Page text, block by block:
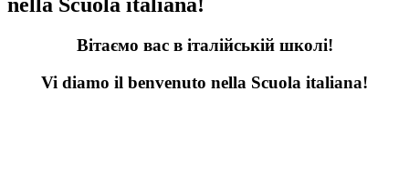
nella Scuola italiana!
Вітаємо вас в італійській школі!
Vi diamo il benvenuto nella Scuola italiana!